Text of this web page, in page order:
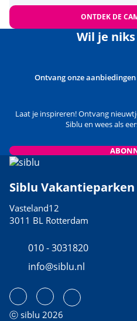
ONTDEK DE
Wil je
Ontvang onze aanbiedingen
Laat je inspireren! Ontvang
Siblu en wees als
Siblu Vakantieparken
Vasteland12
3011 BL Rotterdam
010 - 3031820
info@siblu.nl
ⓒ siblu 2026